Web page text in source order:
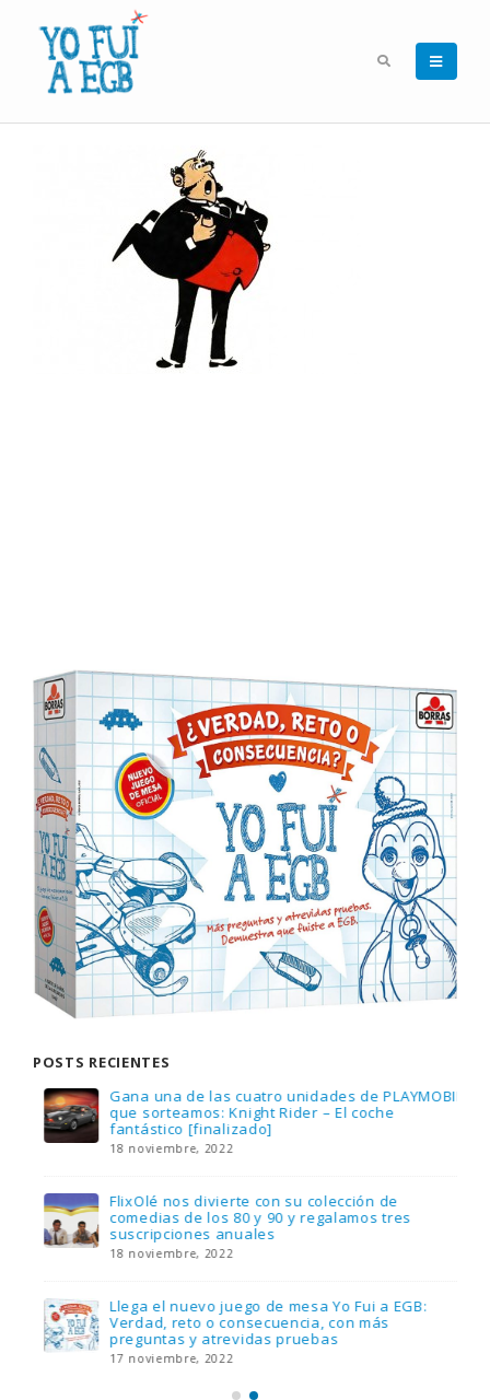
POSTS RECIENTES
Gana una de las cuatro unidades de PLAYMOBIL
que sorteamos: Knight Rider – El coche
fantástico [finalizado]
18 noviembre, 2022
FlixOlé nos divierte con su colección de
comedias de los 80 y 90 y regalamos tres
suscripciones anuales
18 noviembre, 2022
Llega el nuevo juego de mesa Yo Fui a EGB:
Verdad, reto o consecuencia, con más
preguntas y atrevidas pruebas
17 noviembre, 2022